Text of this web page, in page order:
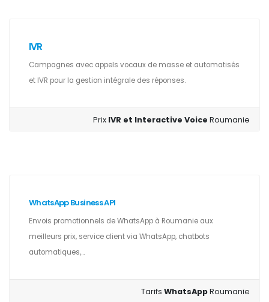
IVR
Campagnes avec appels vocaux de masse et automatisés
et IVR pour la gestion intégrale des réponses.
Prix IVR et Interactive VoiceRoumanie
WhatsApp Business API
Envois promotionnels de WhatsApp à Roumanie aux
meilleurs prix, service client via WhatsApp, chatbots
automatiques,...
TarifsWhatsAppRoumanie